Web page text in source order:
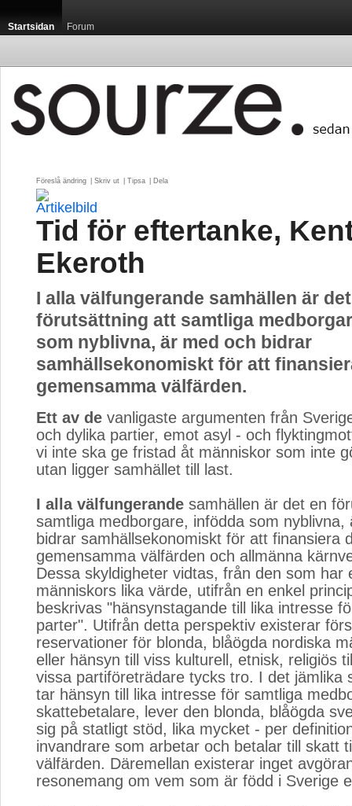
Startsidan Forum
Föreslå ändring Skriv ut Tipsa Dela
Tid för eftertanke,
Ekeroth
I alla välfungerande samhällen är
förutsättning att samtliga
som nyblivna, är med och bidrar
samhällsekonomiskt för att
gemensamma välfärden.
Ett av de vanligaste argumenten från
och dylika partier, emot asyl - och
vi inte ska ge fristad åt människor som inte
utan ligger samhället till last.
I alla välfungerande samhällen är det en
samtliga medborgare, infödda som nyblivna,
bidrar samhällsekonomiskt för att finansiera
gemensamma välfärden och allmänna
Dessa skyldigheter vidtas, från den som har
människors lika värde, utifrån en enkel
beskrivas "hänsynstagande till lika intresse
parter". Utifrån detta perspektiv existerar
reservationer för blonda, blåögda nordiska
eller hänsyn till viss kulturell, etnisk, religiös
vissa partiföreträdare tycks tro. I det jämlika
tar hänsyn till lika intresse för samtliga
skattebetalare, lever den blonda, blåögda
sig på statligt stöd, lika mycket - per
invandrare som arbetar och betalar till skatt
välfärden. Däremellan existerar inget
resonemang om vem som är född i Sverige